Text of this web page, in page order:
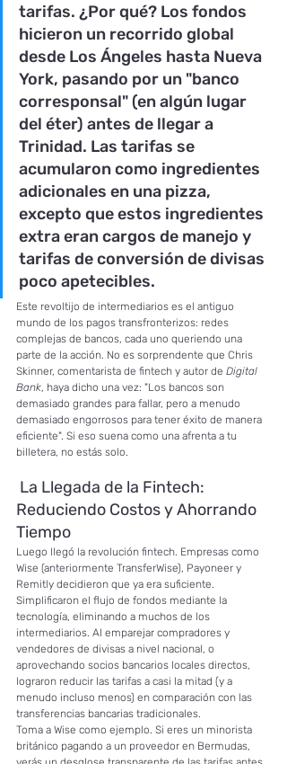
tarifas. ¿Por qué? Los fondos
hicieron un recorrido global
desde Los Ángeles hasta Nueva
York, pasando por un "banco
corresponsal" (en algún lugar
del éter) antes de llegar a
Trinidad. Las tarifas se
acumularon como ingredientes
adicionales en una pizza,
excepto que estos ingredientes
extra eran cargos de manejo y
tarifas de conversión de divisas
poco apetecibles.
Este revoltijo de intermediarios es el antiguo
mundo de los pagos transfronterizos: redes
complejas de bancos, cada uno queriendo una
parte de la acción. No es sorprendente que Chris
Skinner, comentarista de fintech y autor de Digital
Bank , haya dicho una vez: "Los bancos son
demasiado grandes para fallar, pero a menudo
demasiado engorrosos para tener éxito de manera
eficiente". Si eso suena como una afrenta a tu
billetera, no estás solo.
La Llegada de la Fintech:
Reduciendo Costos y Ahorrando
Tiempo
Luego llegó la revolución fintech. Empresas como
Wise (anteriormente TransferWise), Payoneer y
Remitly decidieron que ya era suficiente.
Simplificaron el flujo de fondos mediante la
tecnología, eliminando a muchos de los
intermediarios. Al emparejar compradores y
vendedores de divisas a nivel nacional, o
aprovechando socios bancarios locales directos,
lograron reducir las tarifas a casi la mitad (y a
menudo incluso menos) en comparación con las
transferencias bancarias tradicionales.
Toma a Wise como ejemplo. Si eres un minorista
británico pagando a un proveedor en Bermudas,